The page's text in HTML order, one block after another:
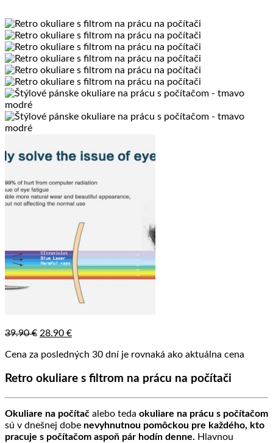
39.90€ Pôvodná
bola:
28.90 €Aktuálna
je:
Cena za posledných 30 dní je rovnaká ako aktuálna cena
Retro okuliare s filtrom na prácu na počítači
Okuliare na počítač alebo teda okuliare na prácu s počítačom
sú v dnešnej dobe nevyhnutnou pomôckou pre každého, kto
pracuje s počítačom aspoň pár hodín denne. Hlavnou